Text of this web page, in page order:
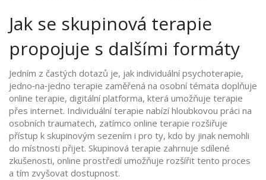
Jak se skupinová terapie
propojuje s dalšími formáty
Jedním z častých dotazů je, jak individuální psychoterapie,
jedno‑na‑jedno terapie zaměřená na osobní témata doplňuje
online terapie, digitální platforma, která umožňuje terapie
přes internet. Individuální terapie nabízí hloubkovou práci na
osobních traumatech, zatímco online terapie rozšiřuje
přístup k skupinovým sezením i pro ty, kdo by jinak nemohli
do místnosti přijet. Skupinová terapie zahrnuje sdílené
zkušenosti, online prostředí umožňuje rozšířit tento proces
a tím zvyšovat dostupnost.